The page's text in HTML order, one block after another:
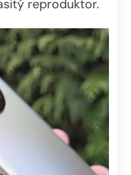
reproduktor.